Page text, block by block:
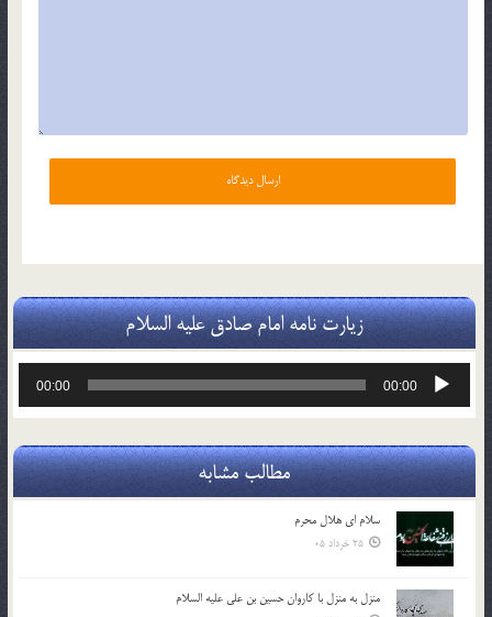
زیارت نامه امام صادق علیه السلام
پخش‌کننده
00:00
00:00
مطالب مشابه
سلام ای هلال محرم
25 خرداد 05
منزل به منزل با کاروان حسین بن علی علیه السلام